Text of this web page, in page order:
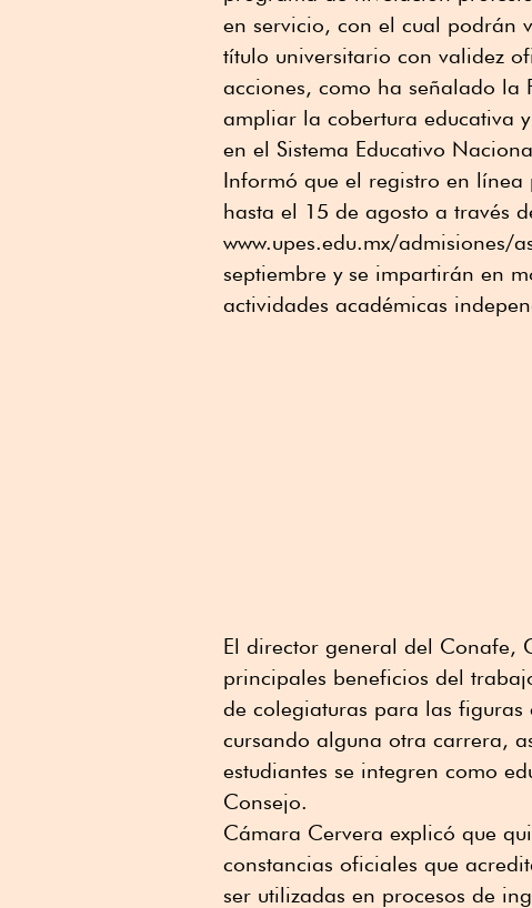
en servicio, con el cual podrán
título universitario con validez
acciones, como ha señalado la
ampliar la cobertura educativa
en el Sistema Educativo
Informó que el registro en
hasta el 15 de agosto a través
www.upes.edu.mx/admisiones/
septiembre y se impartirán en
actividades académicas
El director general del Conafe,
principales beneficios del
de colegiaturas para las figuras
cursando alguna otra carrera,
estudiantes se integren como
Consejo.
Cámara Cervera explicó que
constancias oficiales que
ser utilizadas en procesos de